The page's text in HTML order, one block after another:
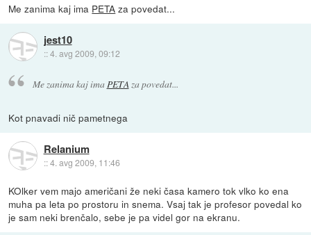
Me zanima kaj ima PETA za povedat...
jest10
::4. avg 2009, 09:12
Me zanima kaj ima PETA za povedat...
Kot pnavadi nič pametnega
Relanium
::4. avg 2009, 11:46
KOlker vem majo američani že neki časa kamero tok vlko ko ena
muha pa leta po prostoru in snema. Vsaj tak je profesor povedal ko
je sam neki brenčalo, sebe je pa videl gor na ekranu.